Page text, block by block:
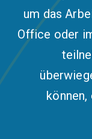
um das
Office oder